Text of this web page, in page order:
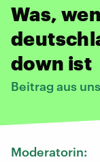
Was,
down ist
Beitrag aus
Moderatorin: